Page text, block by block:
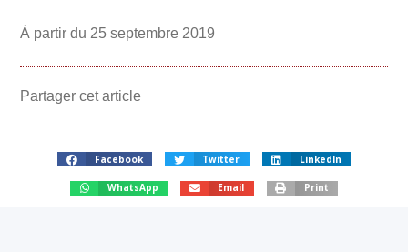
À partir du 25 septembre 2019
Partager cet article
Facebook Twitter LinkedIn
WhatsApp Email Print